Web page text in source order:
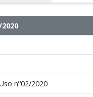
nº02/2020